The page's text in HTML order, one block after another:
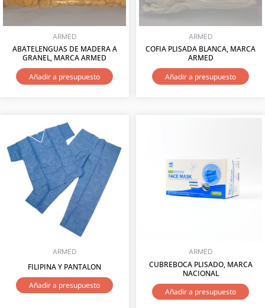
ARMED
ABATELENGUAS DE MADERA A
GRANEL, MARCA ARMED
Añadir a presupuesto
ARMED
COFIA PLISADA BLANCA, MARCA
ARMED
Añadir a presupuesto
ARMED
FILIPINA Y PANTALON
Añadir a presupuesto
ARMED
CUBREBOCA PLISADO, MARCA
NACIONAL
Añadir a presupuesto